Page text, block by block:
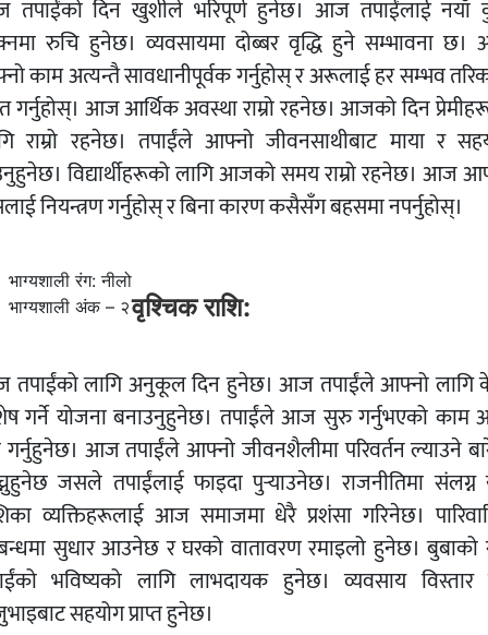
दिन खुशीले भरिपूर्ण हुनेछ। आज तपाईंलाई नयाँ
रुचि हुनेछ। व्यवसायमा दोब्बर वृद्धि हुने सम्भावना
काम अत्यन्तै सावधानीपूर्वक गर्नुहोस् र अरूलाई हर सम्भव
गर्नुहोस्। आज आर्थिक अवस्था राम्रो रहनेछ। आजको दिन
राम्रो रहनेछ। तपाईंले आफ्नो जीवनसाथीबाट माया र
विद्यार्थीहरूको लागि आजको समय राम्रो रहनेछ। आज
नियन्त्रण गर्नुहोस् र बिना कारण कसैसँग बहसमा नपर्नुहोस्।
भाग्यशाली रंग: नीलो
भाग्यशाली अंक – २वृश्चिक राशि:
लागि अनुकूल दिन हुनेछ। आज तपाईंले आफ्नो लागि
गर्ने योजना बनाउनुहुनेछ। तपाईंले आज सुरु गर्नुभएको
गर्नुहुनेछ। आज तपाईंले आफ्नो जीवनशैलीमा परिवर्तन ल्याउने
जसले तपाईंलाई फाइदा पुर्‍याउनेछ। राजनीतिमा
व्यक्तिहरूलाई आज समाजमा धेरै प्रशंसा गरिनेछ।
सुधार आउनेछ र घरको वातावरण रमाइलो हुनेछ। बुबाको
भविष्यको लागि लाभदायक हुनेछ। व्यवसाय विस्तार
सहयोग प्राप्त हुनेछ।